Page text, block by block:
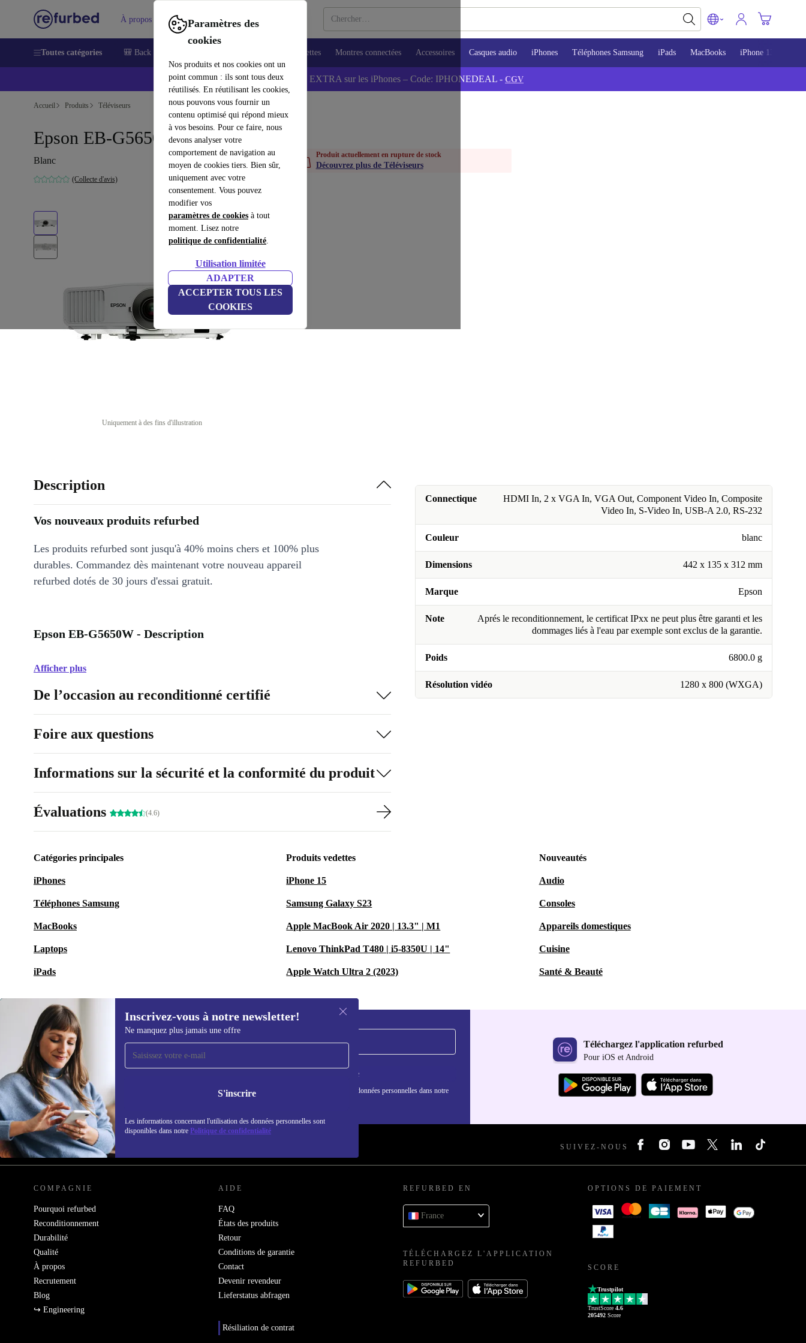
Paramètres des
cookies
Nos produits et nos cookies ont un
point commun : ils sont tous deux
réutilisés. En réutilisant les cookies,
nous pouvons vous fournir un
contenu optimisé qui répond mieux
à vos besoins. Pour ce faire, nous
devons analyser votre
comportement de navigation au
moyen de cookies tiers. Bien sûr,
uniquement avec votre
consentement. Vous pouvez
modifier vos
paramètres de cookies à tout
moment. Lisez notre
politique de confidentialité.
Utilisation limitée
ADAPTER
ACCEPTER TOUS LES
COOKIES
À propos Aide
Toutes catégories 🎒 Back to school Tablettes Montres connectées Accessoires Casques audio iPhones Téléphones Samsung iPads MacBooks iPhone 13
💰-5% EXTRA sur les iPhones – Code: IPHONEDEAL - CGV
Accueil Produits Téléviseurs
Epson EB-G5650W
Blanc
(Collecte d'avis)
Uniquement à des fins d'illustration
Produit actuellement en rupture de stock
Découvrez plus de Téléviseurs
Connectique
HDMI In, 2 x VGA In, VGA Out, Component Video In, Composite
Video In, S-Video In, USB-A 2.0, RS-232
Couleur blanc
Dimensions 442 x 135 x 312 mm
Marque Epson
Note
Aprés le reconditionnement, le certificat IPxx ne peut plus être garanti et les
dommages liés à l'eau par exemple sont exclus de la garantie.
Poids 6800.0 g
Résolution vidéo 1280 x 800 (WXGA)
Description
Vos nouveaux produits refurbed
Les produits refurbed sont jusqu'à 40% moins chers et 100% plus
durables. Commandez dès maintenant votre nouveau appareil
refurbed dotés de 30 jours d'essai gratuit.
Epson EB-G5650W - Description
Afficher plus
De l’occasion au reconditionné certifié
Foire aux questions
Informations sur la sécurité et la conformité du produit
Évaluations (4.6)
Catégories principales
iPhones
Téléphones Samsung
MacBooks
Laptops
iPads
Produits vedettes
iPhone 15
Samsung Galaxy S23
Apple MacBook Air 2020 | 13.3" | M1
Lenovo ThinkPad T480 | i5-8350U | 14"
Apple Watch Ultra 2 (2023)
Nouveautés
Audio
Consoles
Appareils domestiques
Cuisine
Santé & Beauté
Inscrivez-vous à notre newsletter!
Ne manquez plus jamais une offre
S'inscrire
Les informations concernant l'utilisation des données personnelles sont
disponibles dans notre Politique de confidentialité
Recevoir offres et infos de
refurbed par mail
Ne manquez plus aucune offre.
S'inscrire
Retrouvez les informations sur l'utilisation des données personnelles dans notre
Téléchargez l'application refurbed
Pour iOS et Android
REFURBED FRANCE - RETHINK NEW. SUIVEZ-NOUS
COMPAGNIE
Pourquoi refurbed
Reconditionnement
Durabilité
Qualité
À propos
Recrutement
Blog
↪ Engineering
AIDE
FAQ
États des produits
Retour
Conditions de garantie
Contact
Devenir revendeur
Lieferstatus abfragen
Résiliation de contrat
REFURBED EN
France
TÉLÉCHARGEZ L'APPLICATION
REFURBED
OPTIONS DE PAIEMENT
SCORE
Trustpilot
TrustScore 4.6
205492 Score